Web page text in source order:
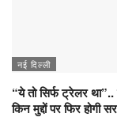
नई दिल्ली
“ये तो सिर्फ ट्रेलर
किन मुद्दों पर फिर होगी